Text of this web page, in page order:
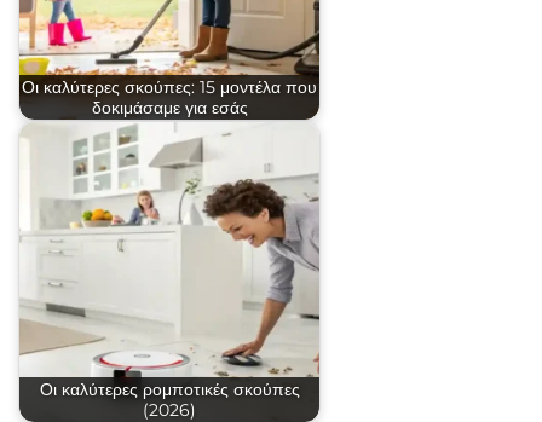
Οι καλύτερες σκούπες: 15 μοντέλα που
δοκιμάσαμε για εσάς
Οι καλύτερες ρομποτικές σκούπες
(2026)